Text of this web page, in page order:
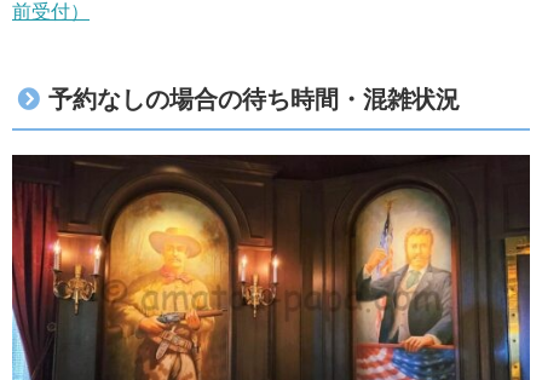
前受付）
予約なしの場合の待ち時間・混雑状況